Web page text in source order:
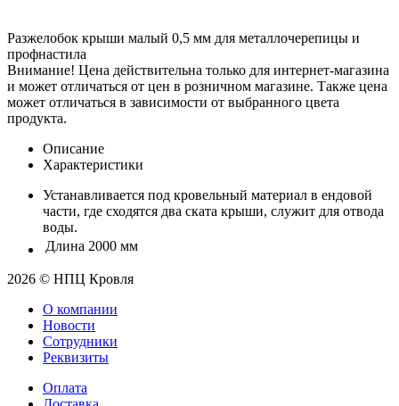
Разжелобок крыши малый 0,5 мм для металлочерепицы и
профнастила
Внимание! Цена действительна только для интернет-магазина
и может отличаться от цен в розничном магазине. Также цена
может отличаться в зависимости от выбранного цвета
продукта.
Описание
Характеристики
Устанавливается под кровельный материал в ендовой
части, где сходятся два ската крыши, служит для отвода
воды.
Длина 2000 мм
2026 © НПЦ Кровля
О компании
Новости
Сотрудники
Реквизиты
Оплата